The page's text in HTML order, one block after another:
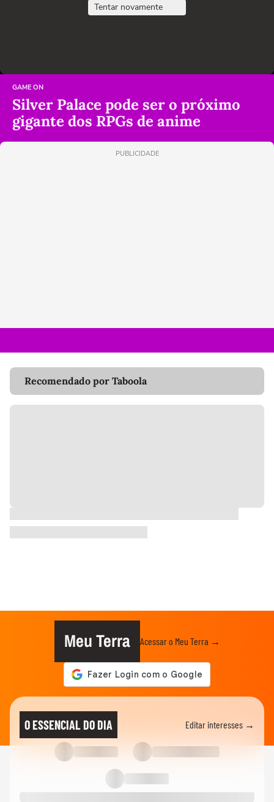
Tentar novamente
GAME ON
Silver Palace pode ser o próximo
gigante dos RPGs de anime
PUBLICIDADE
Recomendado por Taboola
Meu Terra Acessar o Meu Terra →
O ESSENCIAL DO DIA Editar interesses →